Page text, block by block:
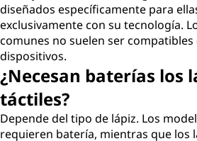
diseñados específicamente para
exclusivamente con su tecnología.
comunes no suelen ser
dispositivos.
¿Necesan baterías los
táctiles?
Depende del tipo de lápiz. Los
requieren batería, mientras que los